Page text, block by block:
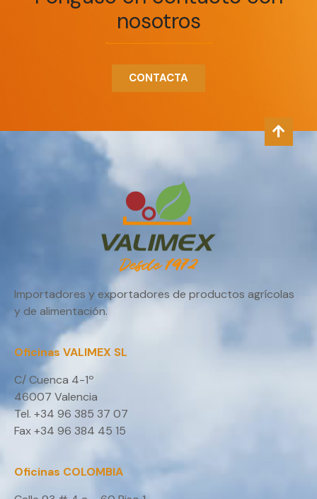
nosotros
CONTACTA
Importadores y exportadores de productos agrícolas
y de alimentación.
Oficinas VALIMEX SL
C/ Cuenca 4-1º
46007 Valencia
Tel. +34 96 385 37 07
Fax +34 96 384 45 15
Oficinas COLOMBIA